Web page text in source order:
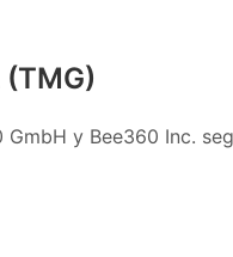
y Bee360 Inc.